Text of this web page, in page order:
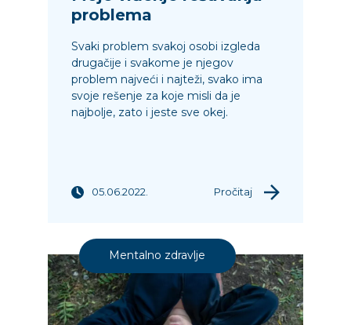
problema
Svaki problem svakoj osobi izgleda
drugačije i svakome je njegov
problem najveći i najteži, svako ima
svoje rešenje za koje misli da je
najbolje, zato i jeste sve okej.
05.06.2022. Pročitaj
Mentalno zdravlje